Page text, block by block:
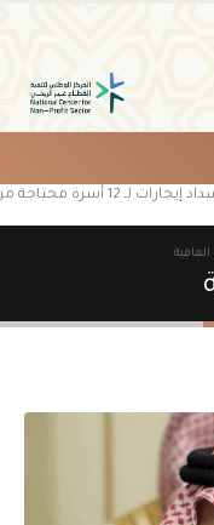
سداد إيجارات لـ 12 أسرة محتاجة من مستفيدي جمعية البر الخيرية بتصلال